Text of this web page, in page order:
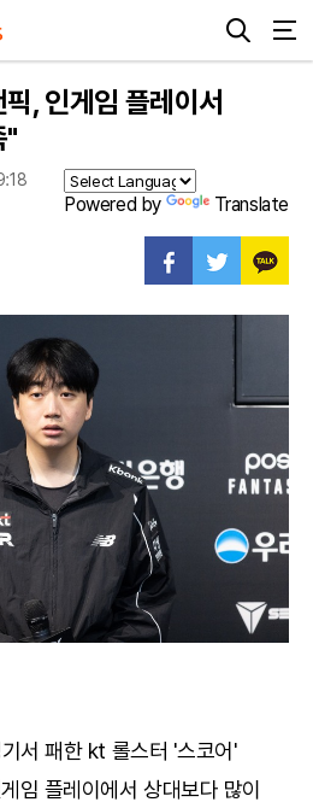
, 인게임 플레이서
"
Powered by Translate
서 패한 kt 롤스터 '스코어'
임 플레이에서 상대보다 많이